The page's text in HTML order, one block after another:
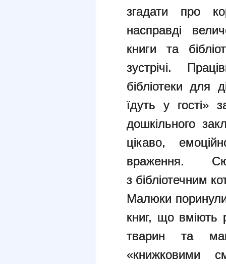
згадати про
насправді
книги та
зустрічі.
бібліотеки для
їдуть у гості»
дошкільного
цікаво,
враження.
з бібліотечним
Малюки поринули
книг, що вміють
тварин та
«книжковими